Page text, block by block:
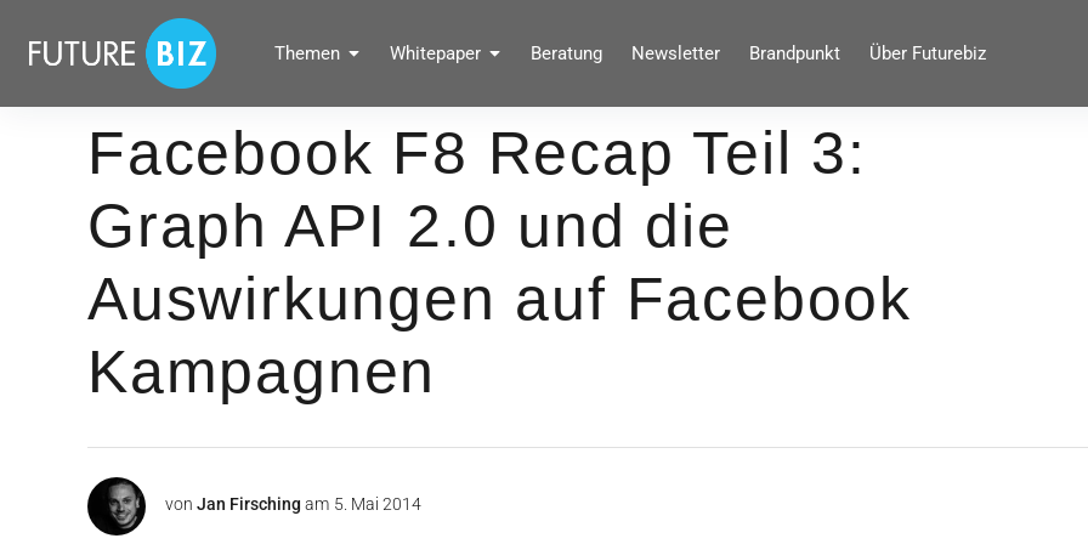
überspringen
FUTUREBIZ
Social Media Marketing Blog für Unternehmen by BRANDPUNKT
Themen Whitepaper Beratung Newsletter Brandpunkt Über Futurebiz
Facebook F8 Recap Teil 3:
Graph API 2.0 und die
Auswirkungen auf Facebook
Kampagnen
von Jan Firsching am 5. Mai 2014